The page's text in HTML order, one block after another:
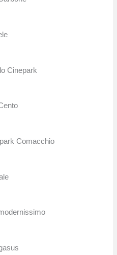
Cinepark
Comacchio